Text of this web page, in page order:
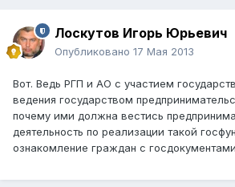
Лоскутов Игорь Юрьевич
Опубликовано 17 Мая 2013
Вот. Ведь РГП и АО с участием
ведения государством
почему ими должна вестись
деятельность по реализации такой
ознакомление граждан с